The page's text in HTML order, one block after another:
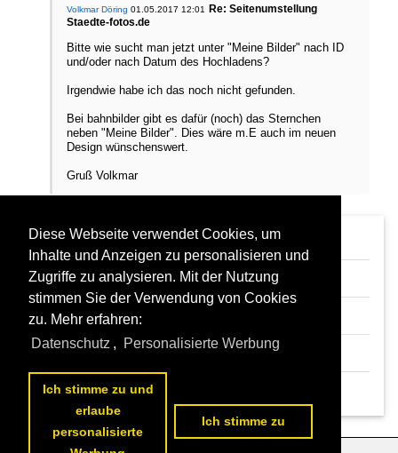
Volkmar Döring 01.05.2017 12:01 Re: Seitenumstellung
Staedte-fotos.de
Bitte wie sucht man jetzt unter "Meine Bilder" nach ID
und/oder nach Datum des Hochladens?
Irgendwie habe ich das noch nicht gefunden.
Bei bahnbilder gibt es dafür (noch) das Sternchen
neben "Meine Bilder". Dies wäre m.E auch im neuen
Design wünschenswert.
Gruß Volkmar
Re: Seitenumstellung Staedte-fotos.de
Volkmar Döring 01.05.2017 12:01
Re: Seitenumstellung Staedte-fotos.de
rainer ullrich 05.04.2017 10:26
Re: Seitenumstellung Staedte-fotos.de
Thomas Wendt04.04.2017 11:01
Re: Seitenumstellung Staedte-fotos.de
Seitenumstellung Staedte-fotos.de
Diese Webseite verwendet Cookies, um
Inhalte und Anzeigen zu personalisieren und
Zugriffe zu analysieren. Mit der Nutzung
stimmen Sie der Verwendung von Cookies
zu. Mehr erfahren:
Datenschutz , Personalisierte Werbung
Ich stimme zu und
erlaube
personalisierte
Ich stimme zu